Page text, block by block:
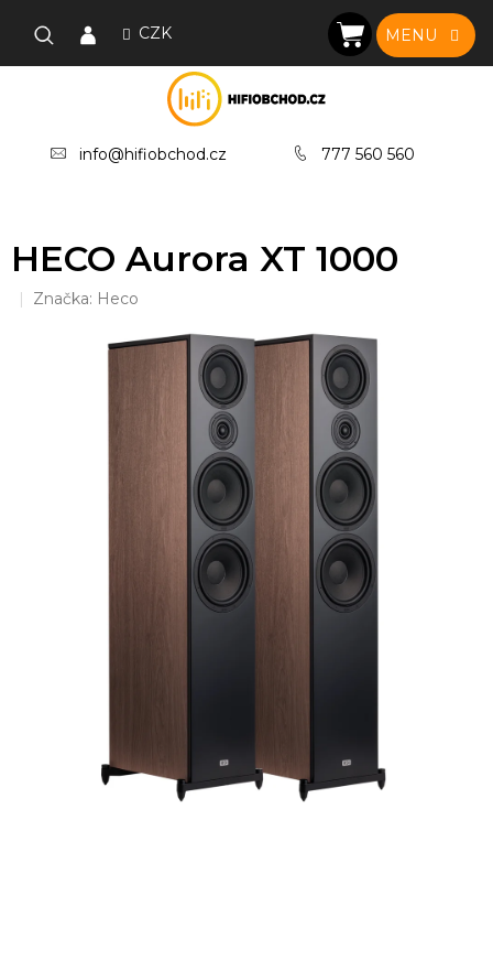
CZK
info@hifiobchod.cz 777 560 560
NÁKUPNÍ
KOŠÍK
HECO Aurora XT 1000
Značka: Heco